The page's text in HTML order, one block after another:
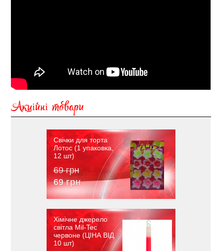
Акційні товари
Свічки для торта
Лотос (1 упаковка,
12 шт)
69 грн
69 грн
Хімічне джерело
світла Mil-Tec
червоне (ЦІНА ВІД
10 шт)